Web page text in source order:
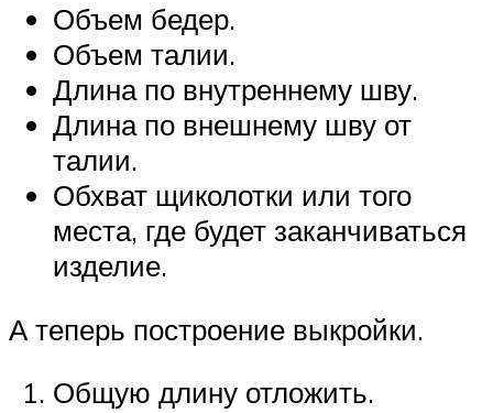
Объем бедер.
Объем талии.
Длина по внутреннему шву.
Длина по внешнему шву от
талии.
Обхват щиколотки или того
места, где будет заканчиваться
изделие.
А теперь построение выкройки.
Общую длину отложить.